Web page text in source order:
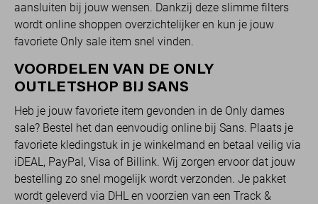
aansluiten bij jouw wensen. Dankzij deze slimme filters
wordt online shoppen overzichtelijker en kun je jouw
favoriete Only sale item snel vinden.
VOORDELEN VAN DE ONLY
OUTLETSHOP BIJ SANS
Heb je jouw favoriete item gevonden in de Only dames
sale? Bestel het dan eenvoudig online bij Sans. Plaats je
favoriete kledingstuk in je winkelmand en betaal veilig via
iDEAL, PayPal, Visa of Billink. Wij zorgen ervoor dat jouw
bestelling zo snel mogelijk wordt verzonden. Je pakket
wordt geleverd via DHL en voorzien van een Track &